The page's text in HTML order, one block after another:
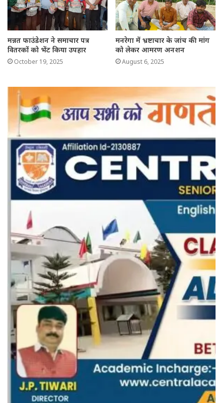
मन्नत फाउंडेशन ने समाचार पत्र
वितरकों को भेंट किया उपहार
October 19, 2025
मनरेगा में भ्रष्टाचार के जांच की मांग
को लेकर आमरण अनशन
August 6, 2025